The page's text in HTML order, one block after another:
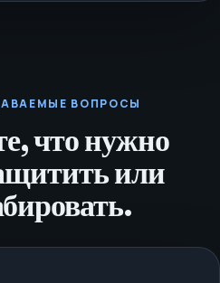
ВОПРОСЫ
что нужно
или